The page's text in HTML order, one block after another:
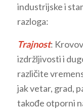
industrijske i
razloga:
Trajnost:
izdržljivosti i
različite
jak vetar, grad,
takođe otporni